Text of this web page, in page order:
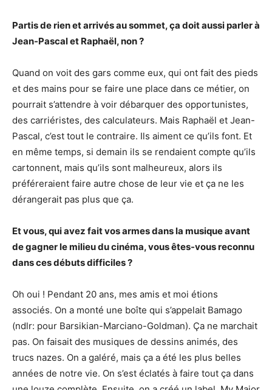
Partis de rien et arrivés au sommet, ça doit aussi parler à
Jean-Pascal et Raphaël, non ?
Quand on voit des gars comme eux, qui ont fait des pieds
et des mains pour se faire une place dans ce métier, on
pourrait s’attendre à voir débarquer des opportunistes,
des carriéristes, des calculateurs. Mais Raphaël et Jean-
Pascal, c’est tout le contraire. Ils aiment ce qu’ils font. Et
en même temps, si demain ils se rendaient compte qu’ils
cartonnent, mais qu’ils sont malheureux, alors ils
préféreraient faire autre chose de leur vie et ça ne les
dérangerait pas plus que ça.
Et vous, qui avez fait vos armes dans la musique avant
de gagner le milieu du cinéma, vous êtes-vous reconnu
dans ces débuts difficiles ?
Oh oui ! Pendant 20 ans, mes amis et moi étions
associés. On a monté une boîte qui s’appelait Bamago
(ndlr: pour Barsikian-Marciano-Goldman). Ça ne marchait
pas. On faisait des musiques de dessins animés, des
trucs nazes. On a galéré, mais ça a été les plus belles
années de notre vie. On s’est éclatés à faire tout ça dans